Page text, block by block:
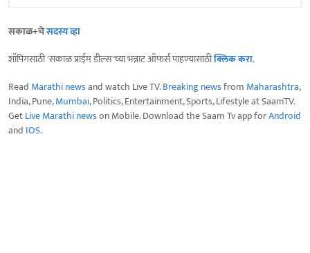
सकाळ+चेसदस्य व्हा
शॉपिंगसाठी 'सकाळ प्राईम डील्स'च्या भन्नाट ऑफर्स पाहण्यासाठीक्लिक करा.
Read Marathi newsand watch Live TV.Breaking newsfrom Maharashtra,
India, Pune,Mumbai, Politics, Entertainment, Sports, Lifestyle at SaamTV.
GetLive Marathi newson Mobile. Download the Saam Tv app forAndroid
and IOS.